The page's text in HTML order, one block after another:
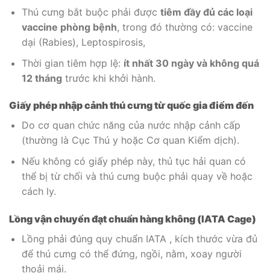
Thú cưng bắt buộc phải được tiêm đầy đủ các loại
vaccine phòng bệnh, trong đó thường có: vaccine
dại (Rabies), Leptospirosis,
Thời gian tiêm hợp lệ: ít nhất 30 ngày và không quá
12 tháng trước khi khởi hành.
Giấy phép nhập cảnh thú cưng từ quốc gia điểm đến
Do cơ quan chức năng của nước nhập cảnh cấp
(thường là Cục Thú y hoặc Cơ quan Kiểm dịch).
Nếu không có giấy phép này, thủ tục hải quan có
thể bị từ chối và thú cưng buộc phải quay về hoặc
cách ly.
Lồng vận chuyển đạt chuẩn hàng không (IATA Cage)
Lồng phải đúng quy chuẩn IATA , kích thước vừa đủ
để thú cưng có thể đứng, ngồi, nằm, xoay người
thoải mái.